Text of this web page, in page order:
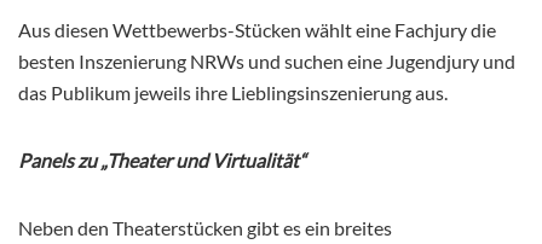
Aus diesen Wettbewerbs-Stücken wählt eine Fachjury die
besten Inszenierung NRWs und suchen eine Jugendjury und
das Publikum jeweils ihre Lieblingsinszenierung aus.
Panels zu „Theater und Virtualität“
Neben den Theaterstücken gibt es ein breites